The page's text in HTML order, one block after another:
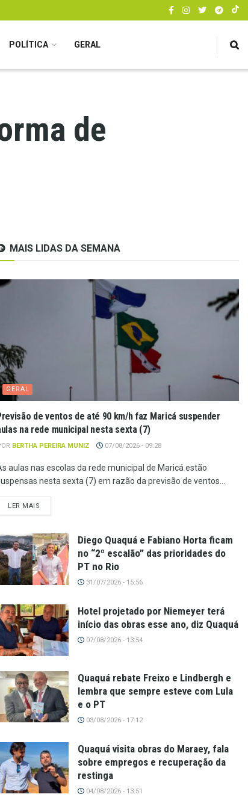
POLÍTICA GERAL
de
MAIS LIDAS DA SEMANA
GERAL
de ventos de até 90 km/h faz Maricá suspender
na rede municipal nesta sexta (7)
BERTHA PEREIRA MUNIZ 07/08/2026 - 09:28
aulas nas escolas da rede municipal de Maricá estão
nesta sexta (7) em razão da previsão de ventos...
LER MAIS
Diego Quaquá e Fabiano Horta ficam
no “2º escalão” das prioridades do
PT no Rio
31/07/2026 - 15:56
Hotel projetado por Niemeyer terá
início das obras esse ano, diz Quaquá
07/08/2026 - 13:54
Quaquá rebate Freixo e Lindbergh e
lembra que sempre esteve com Lula
e o PT
03/08/2026 - 17:12
Quaquá visita obras do Maraey, fala
sobre empregos e recuperação da
restinga
04/08/2026 - 13:51